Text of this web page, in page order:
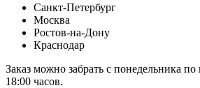
Санкт-Петербург
Москва
Ростов-на-Дону
Краснодар
Заказ можно забрать с понедельника
18:00 часов.